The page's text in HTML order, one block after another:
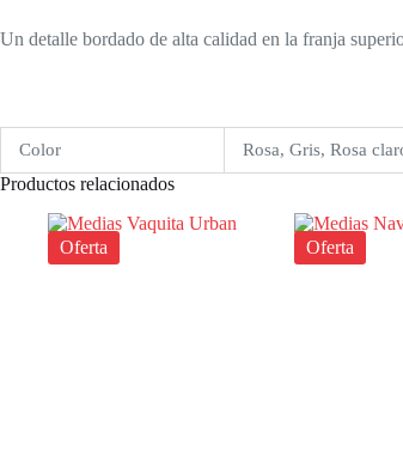
Un detalle bordado de alta calidad en la franja
Color Rosa, Gris, Rosa
Productos relacionados
Oferta Oferta